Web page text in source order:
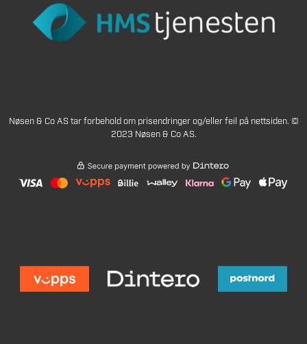
Nøsen & Co AS tar forbehold om prisendringer og/eller feil på nettsiden. ©
2023 Nøsen & Co AS.